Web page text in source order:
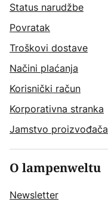
Status narudžbe
Povratak
Troškovi dostave
Načini plaćanja
Korisnički račun
Korporativna stranka
Jamstvo proizvođača
O lampenweltu
Newsletter